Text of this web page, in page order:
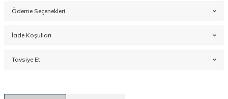
Ödeme Seçenekleri
İade Koşulları
Tavsiye Et